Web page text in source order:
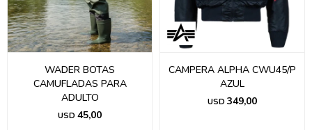
WADER BOTAS
CAMUFLADAS PARA
ADULTO
USD 45,00
CAMPERA ALPHA CWU45/P
AZUL
USD 349,00